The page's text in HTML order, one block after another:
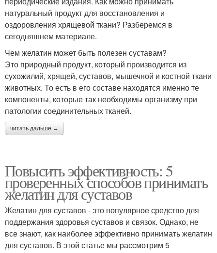
натуральный продукт для восстановления и
оздоровления хрящевой ткани? Разберемся в
сегодняшнем материале.
Чем желатин может быть полезен суставам?
Это природный продукт, который производится из
сухожилий, хрящей, суставов, мышечной и костной ткани
животных. То есть в его составе находятся именно те
компоненты, которые так необходимы организму при
патологии соединительных тканей.
читать дальше →
Повысить эффективность: 5
проверенных способов принимать
желатин для суставов
Желатин для суставов - это популярное средство для
поддержания здоровья суставов и связок. Однако, не
все знают, как наиболее эффективно принимать желатин
для суставов. В этой статье мы рассмотрим 5